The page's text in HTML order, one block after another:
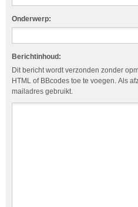
Onderwerp:
Berichtinhoud:
Dit bericht wordt verzonden zonder
HTML of BBcodes toe te voegen. Als
mailadres gebruikt.